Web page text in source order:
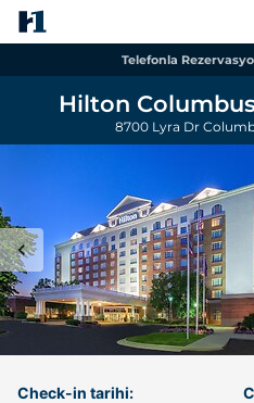
Telefonla
Hilton
8700 Lyra Dr
Check-in tarihi: